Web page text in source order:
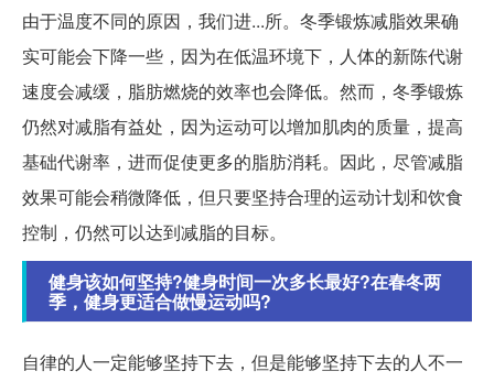
由于温度不同的原因，我们进...所。冬季锻炼减脂效果确
实可能会下降一些，因为在低温环境下，人体的新陈代谢
速度会减缓，脂肪燃烧的效率也会降低。然而，冬季锻炼
仍然对减脂有益处，因为运动可以增加肌肉的质量，提高
基础代谢率，进而促使更多的脂肪消耗。因此，尽管减脂
效果可能会稍微降低，但只要坚持合理的运动计划和饮食
控制，仍然可以达到减脂的目标。
健身该如何坚持?健身时间一次多长最好?在春冬两
季，健身更适合做慢运动吗?
自律的人一定能够坚持下去，但是能够坚持下去的人不一